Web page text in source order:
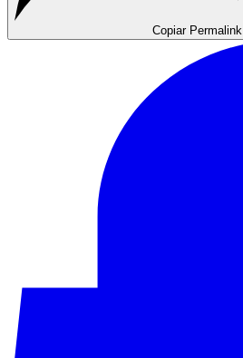
Copiar Permalink